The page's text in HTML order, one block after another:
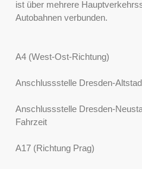
ist über mehrere
Autobahnen verbunden.
A4 (West-Ost-Richtung)
Anschlussstelle Dresden-
Anschlussstelle Dresden-
Fahrzeit
A17 (Richtung Prag)